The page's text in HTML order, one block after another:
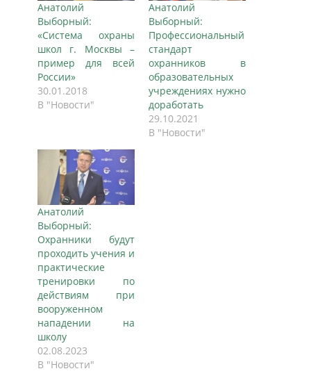
Анатолий
Выборный:
«Система охраны
школ г. Москвы –
пример для всей
России»
30.01.2018
В "Новости"
Анатолий
Выборный:
Профессиональный
стандарт
охранников в
образовательных
учреждениях нужно
доработать
29.10.2021
В "Новости"
Анатолий
Выборный:
Охранники будут
проходить учения и
практические
тренировки по
действиям при
вооруженном
нападении на
школу
02.08.2023
В "Новости"